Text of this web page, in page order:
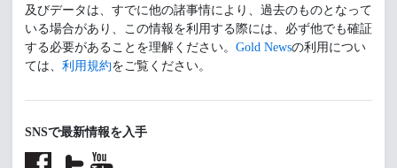
及びデータは、すでに他の諸事情により、過去のものとなって
いる場合があり、この情報を利用する際には、必ず他でも確証
する必要があることを理解ください。 Gold Newsの利用につい
ては、 利用規約をご覧ください。
SNSで最新情報を入手